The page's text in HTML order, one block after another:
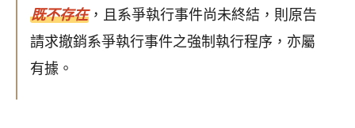
既不存在，且系爭執行事件尚未終結，則原告
請求撤銷系爭執行事件之強制執行程序，亦屬
有據。